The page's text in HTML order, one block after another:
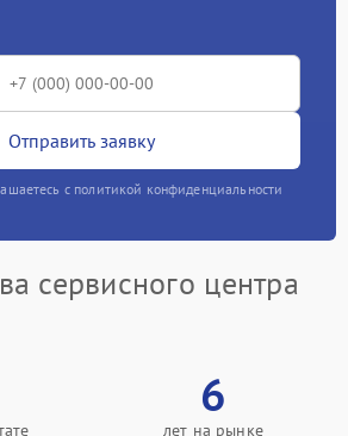
Отправить заявку
с политикой конфиденциальности
сервисного центра
6
лет на рынке